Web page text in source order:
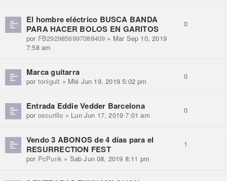
El hombre eléctrico BUSCA BANDA
PARA HACER BOLOS EN GARITOS
por FB2929856997088409 » Mar Sep 10, 2019
7:58 am
0
Marca guitarra
por toniguit » Mié Jun 19, 2019 5:02 pm
0
Entrada Eddie Vedder Barcelona
por oscurillo » Lun Jun 17, 2019 7:01 am
0
Vendo 3 ABONOS de 4 días para el
RESURRECTION FEST
por PcPunk » Sab Jun 08, 2019 8:11 pm
1